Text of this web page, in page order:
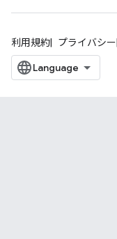
利用規約 プライバシー